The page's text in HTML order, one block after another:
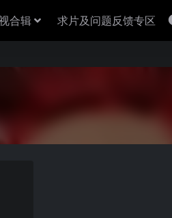
合辑 求片及问题反馈专区